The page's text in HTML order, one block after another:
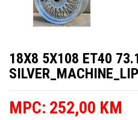
18X8 5X108 ET40
MPC: 252,00 KM